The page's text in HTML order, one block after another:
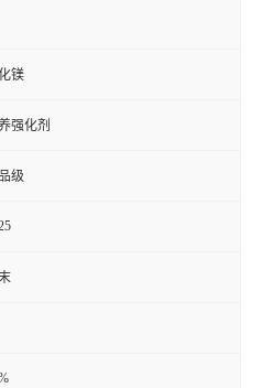
镁
强化剂
级